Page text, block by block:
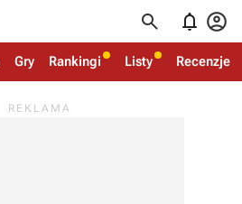
  
Gry Rankingi Listy Recenzje